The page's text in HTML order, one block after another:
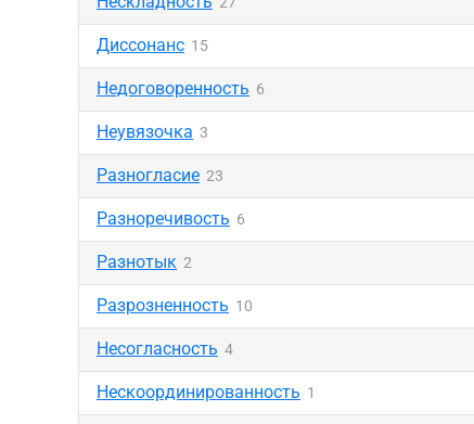
Диссонанс 15
Недоговоренность 6
Неувязочка 3
Разногласие 23
Разноречивость 6
Разнотык 2
Разрозненность 10
Несогласность 4
Нескоординированность 1